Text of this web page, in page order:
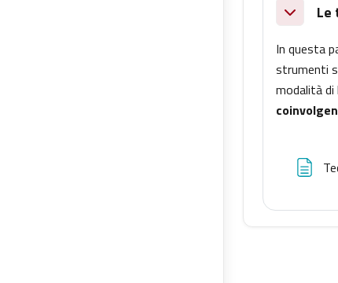
Le
In questa
strumenti
modalità di